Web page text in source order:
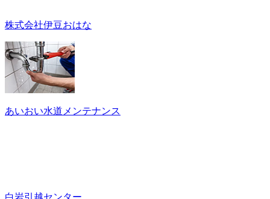
株式会社伊豆おはな
あいおい水道メンテナンス
白岩引越センター